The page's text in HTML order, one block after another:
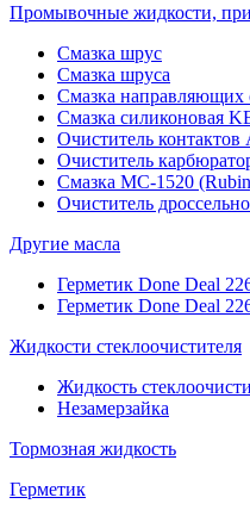
Промывочные жидкости,
Смазка шрус
Смазка шруса
Смазка направляющих
Смазка силиконовая
Очиститель
Очиститель
Смазка МС-1520
Очиститель
Другие масла
Герметик Done Deal
Герметик Done Deal
Жидкости стеклоочистителя
Жидкость
Незамерзайка
Тормозная жидкость
Герметик